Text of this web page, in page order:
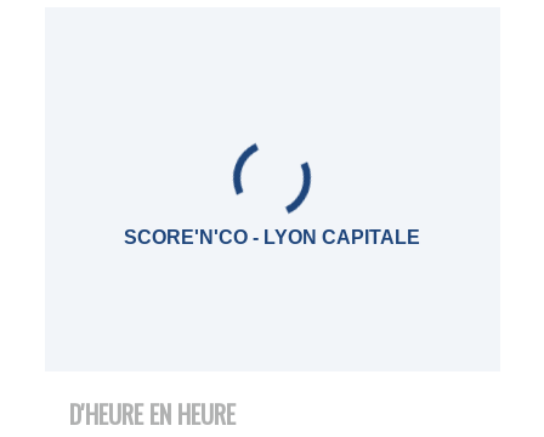
SCORE'N'CO - LYON CAPITALE
D'HEURE EN HEURE